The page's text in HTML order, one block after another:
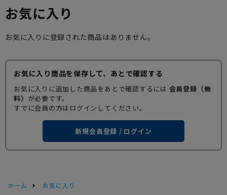
お気に入り
お気に入りに登録された商品はありません。
お気に入り商品を保存して、あとで確認する
お気に入りに追加した商品をあとで確認するには 会員登録（無
料） が必要です。
すでに会員の方はログインしてください。
新規会員登録 / ログイン
ホーム お気に入り